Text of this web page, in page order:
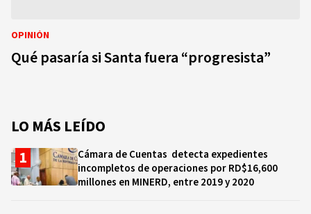
OPINIÓN
Qué pasaría si Santa fuera “progresista”
LO MÁS LEÍDO
Cámara de Cuentas detecta expedientes
incompletos de operaciones por RD$16,600
millones en MINERD, entre 2019 y 2020